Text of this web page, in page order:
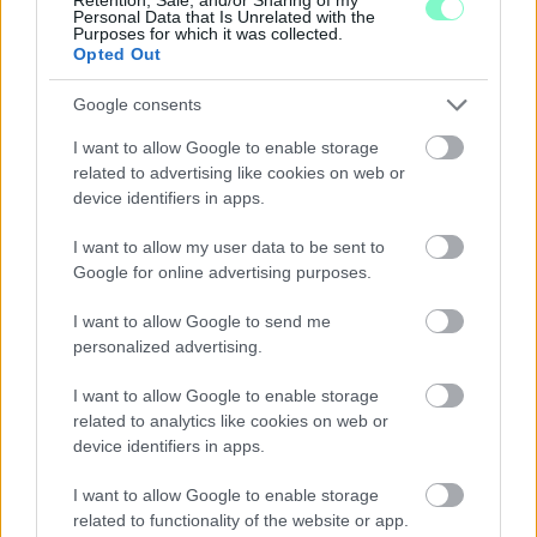
Personal Data that Is Unrelated with the
Purposes for which it was collected.
Opted Out
Google consents
I want to allow Google to enable storage
related to advertising like cookies on web or
device identifiers in apps.
I want to allow my user data to be sent to
Google for online advertising purposes.
I want to allow Google to send me
personalized advertising.
I want to allow Google to enable storage
related to analytics like cookies on web or
device identifiers in apps.
I want to allow Google to enable storage
related to functionality of the website or app.
jelent, amit a NER-pártelit jócskán megérez, s elégedetlenséget
szül. Arról nem beszélve, hogy több ezer (vagy akár tízezer)
Fidesz által kinevezett tisztviselőnek kellene távoznia a
minisztériumokból, állami közintézményekből. Akiket se a párt,
se a fideszes önkormányzatok nem tudnának a jelenlegi
csalódott, sértett emberek. Főleg, ha úgy éreznék, Orbán „direkt
veszítve”, a meccset eladva feláldozta őket. Szóval én ezt nem
hiszem.
Már csak azért sem, mert Orbán Viktor szerintem már
Nem igazán tartom meggyőzőnek azt az érvelést sem, hogy
egy szimpla feles többségű óhatatlanul ellenzék béna kacsa
független intézmények élén bebetonozott NER-katonákat. Az
kétségtelen, hogy a jelenlegi gazdasági és külpolitikai
helyzetben, mindössze 52-53 százalékos